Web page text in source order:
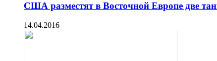
США разместят в Восточной Европе две
14.04.2016